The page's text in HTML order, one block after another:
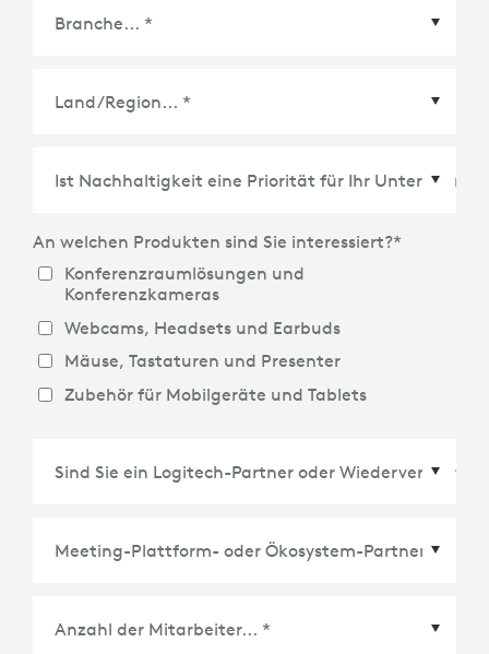
An welchen Produkten sind Sie interessiert?*
Konferenzraumlösungen und
Konferenzkameras
Webcams, Headsets und Earbuds
Mäuse, Tastaturen und Presenter
Zubehör für Mobilgeräte und Tablets